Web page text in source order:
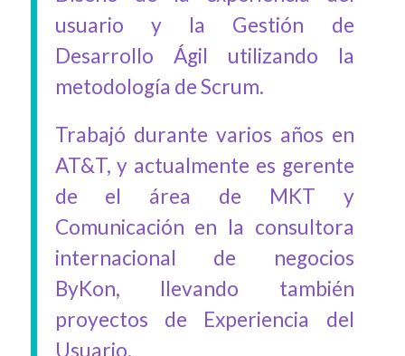
usuario y la Gestión de
Desarrollo Ágil utilizando la
metodología de Scrum.
Trabajó durante varios años en
AT&T, y actualmente es gerente
de el área de MKT y
Comunicación en la consultora
internacional de negocios
ByKon, llevando también
proyectos de Experiencia del
Usuario.